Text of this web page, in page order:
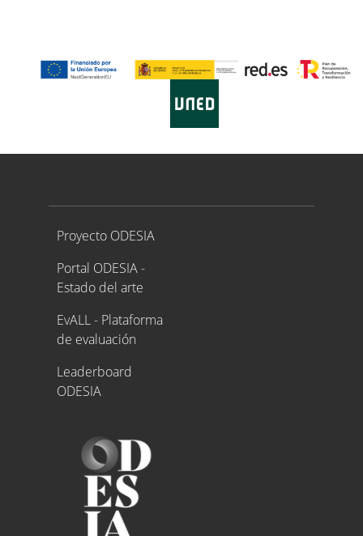
Proyecto ODESIA
Proyecto ODESIA
Portal ODESIA -
Estado del arte
EvALL - Plataforma
de evaluación
Leaderboard
ODESIA